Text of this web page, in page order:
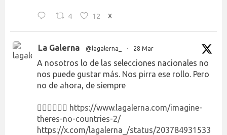
4 12 X
La Galerna @lagalerna_ · 28 Mar
A nosotros lo de las selecciones nacionales no
nos puede gustar más. Nos pirra ese rollo. Pero
no de ahora, de siempre
👉🏻👉🏻👉🏻 https://www.lagalerna.com/imagine-
theres-no-countries-2/
https://x.com/lagalerna_/status/203784931533